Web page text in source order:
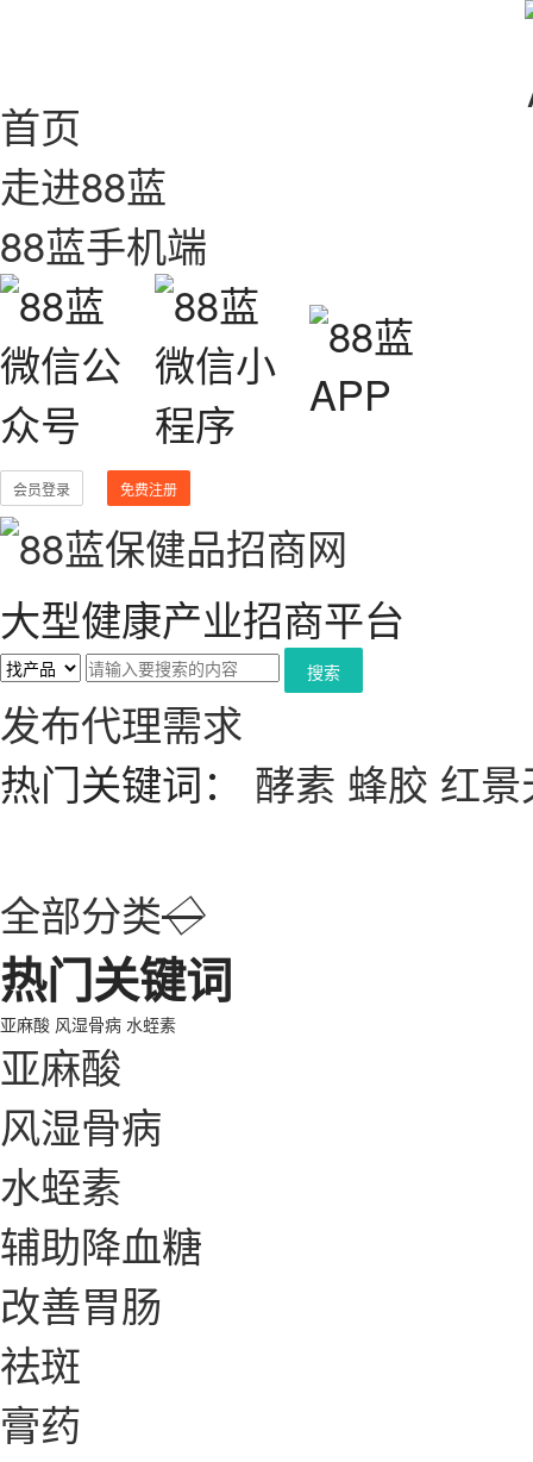
首页
走进88蓝
88蓝手机端
会员登录 免费注册
大型健康产业招商平台
搜索
发布代理需求
热门关键词： 酵素 蜂胶 红景
全部分类◇
热门关键词
亚麻酸 风湿骨病 水蛭素
亚麻酸
风湿骨病
水蛭素
辅助降血糖
改善胃肠
祛斑
膏药